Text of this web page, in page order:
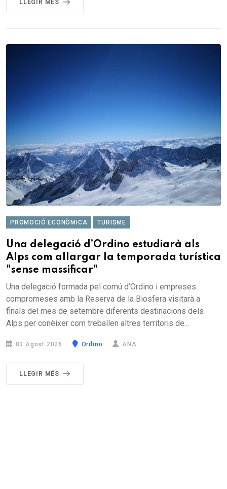
LLEGIR MÉS
PROMOCIÓ ECONÒMICA TURISME
Una delegació d’Ordino estudiarà als
Alps com allargar la temporada turística
"sense massificar"
Una delegació formada pel comú d’Ordino i empreses
compromeses amb la Reserva de la Biosfera visitarà a
finals del mes de setembre diferents destinacions dels
Alps per conèixer com treballen altres territoris de...
03 Agost 2026 Ordino ANA
LLEGIR MÉS